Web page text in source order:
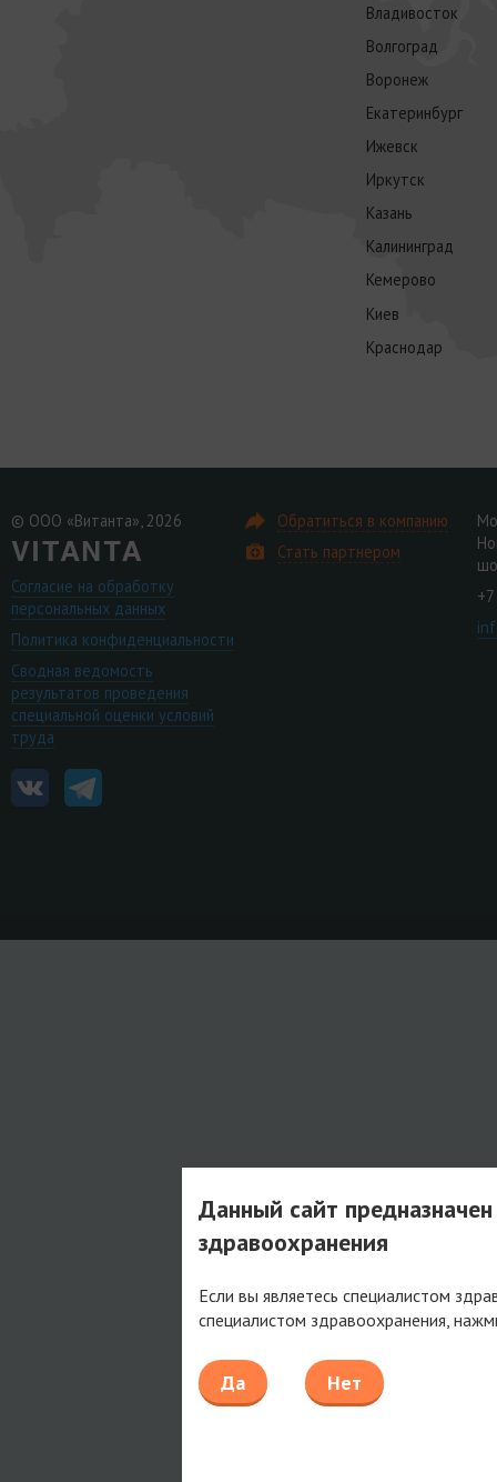
Владивосток
Волгоград
Воронеж
Екатеринбург
Ижевск
Иркутск
Казань
Калининград
Кемерово
Киев
Краснодар
© ООО «Витанта», 2026
Согласие на обработку
персональных данных
Политика конфиденциальности
Сводная ведомость
результатов проведения
специальной оценки условий
труда
Обратиться в компанию
Стать партнером
Данный сайт
здравоохранения
Если вы являетесь специалистом
специалистом здравоохранения,
Да Нет